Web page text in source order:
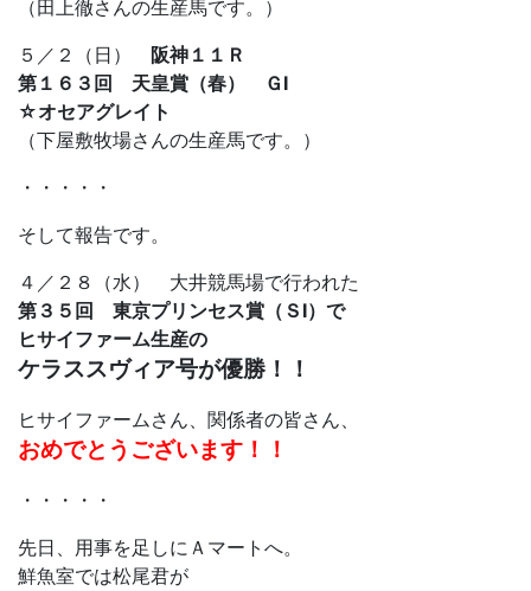
（田上徹さんの生産馬です。）
５／２（日） 阪神１１Ｒ
第１６３回 天皇賞（春） ＧⅠ
☆オセアグレイト
（下屋敷牧場さんの生産馬です。）
・・・・・
そして報告です。
４／２８（水） 大井競馬場で行われた
第３５回 東京プリンセス賞（ＳⅠ）で
ヒサイファーム生産の
ケラススヴィア号が優勝！！
ヒサイファームさん、関係者の皆さん、
おめでとうございます！！
・・・・・
先日、用事を足しにＡマートへ。
鮮魚室では松尾君が